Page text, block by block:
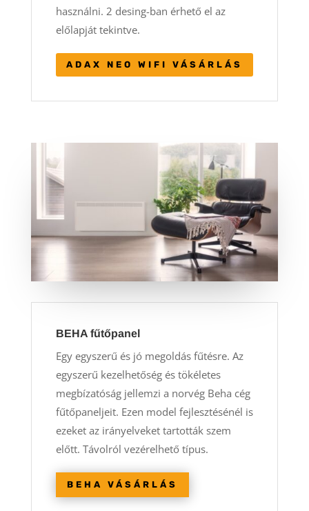
használni. 2 desing-ban érhető el az
előlapját tekintve.
ADAX NEO WIFI VÁSÁRLÁS
BEHA fűtőpanel
Egy egyszerű és jó megoldás fűtésre. Az
egyszerű kezelhetőség és tökéletes
megbízatóság jellemzi a norvég Beha cég
fűtőpaneljeit. Ezen model fejlesztésénél is
ezeket az irányelveket tartották szem
előtt. Távolról vezérelhető típus.
BEHA VÁSÁRLÁS